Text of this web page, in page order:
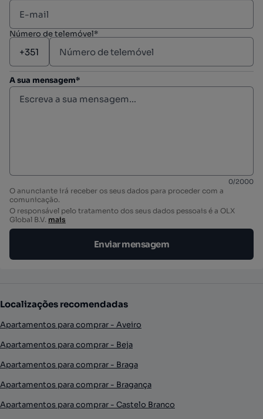
Número de telemóvel*
A sua mensagem*
0/2000
O anunciante irá receber os seus dados para proceder com a
comunicação.
O responsável pelo tratamento dos seus dados pessoais é a OLX
Global B.V. mais
Enviar mensagem
Localizações recomendadas
Apartamentos para comprar - Aveiro
Apartamentos para comprar - Beja
Apartamentos para comprar - Braga
Apartamentos para comprar - Bragança
Apartamentos para comprar - Castelo Branco